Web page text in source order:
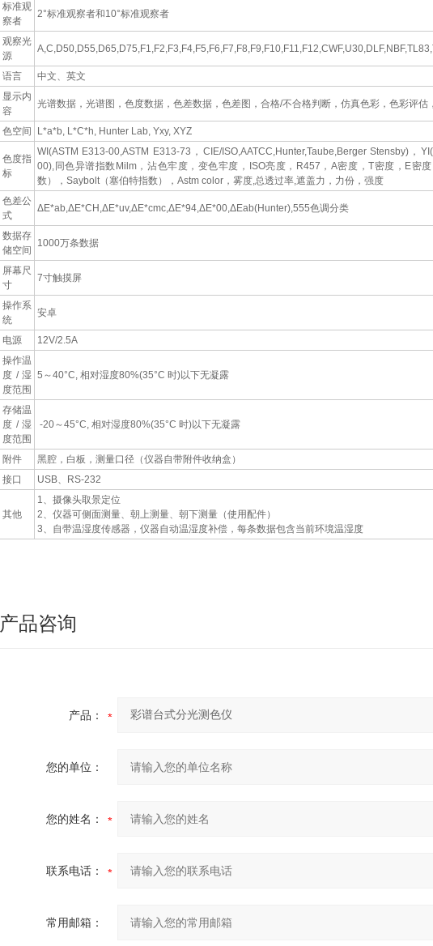
标准观
察者
2°标准观察者和10°标准观察者
观察光
源
语言
中文、英文
显示内
容
光谱数据，光谱图，色度数据，色差数据，色差图，合格/不合格判断，仿真色彩，色彩评估
色空间 L*a*b, L*C*h, Hunter Lab, Yxy, XYZ
色度指
标
WI(ASTM E313-00,ASTM E313-73，CIE/ISO,AATCC,Hunter,Taube,Berger Stensby)，
00),同色异谱指数Milm，沾色牢度，变色牢度，ISO亮度，R457，A密度，T密度，E密
数），Saybolt（塞伯特指数），Astm color，雾度,总透过率,遮盖力，力份，强度
色差公
式
ΔE*ab,ΔE*CH,ΔE*uv,ΔE*cmc,ΔE*94,ΔE*00,ΔEab(Hunter),555色调分类
数据存
储空间
1000万条数据
屏幕尺
寸
7寸触摸屏
操作系
统
安卓
电源
12V/2.5A
操作温
度/湿
度范围
5～40°C, 相对湿度80%(35°C 时)以下无凝露
存储温
度/湿
度范围
-20～45°C, 相对湿度80%(35°C 时)以下无凝露
附件
黑腔，白板，测量口径（仪器自带附件收纳盒）
接口
USB、RS-232
其他
1、摄像头取景定位
2、仪器可侧面测量、朝上测量、朝下测量（使用配件）
3、自带温湿度传感器，仪器自动温湿度补偿，每条数据包含当前环境温湿度
产品咨询
产品：
您的单位：
您的姓名：
联系电话：
常用邮箱：